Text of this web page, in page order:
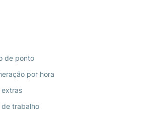
de ponto
por hora
extras
trabalho